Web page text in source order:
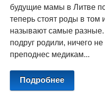
будущие мамы в Литве
теперь стоят роды в
называют самые
подруг родили, ничего
преподнес медикам...
Подробнее